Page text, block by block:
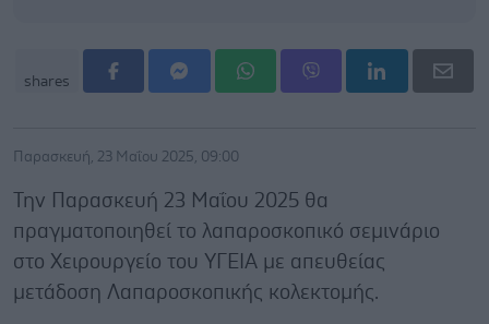
shares
Παρασκευή, 23 Μαΐου 2025, 09:00
Την Παρασκευή 23 Μαΐου 2025 θα
πραγματοποιηθεί το λαπαροσκοπικό σεμινάριο
στο Χειρουργείο του ΥΓΕΙΑ με απευθείας
μετάδοση Λαπαροσκοπικής κολεκτομής.